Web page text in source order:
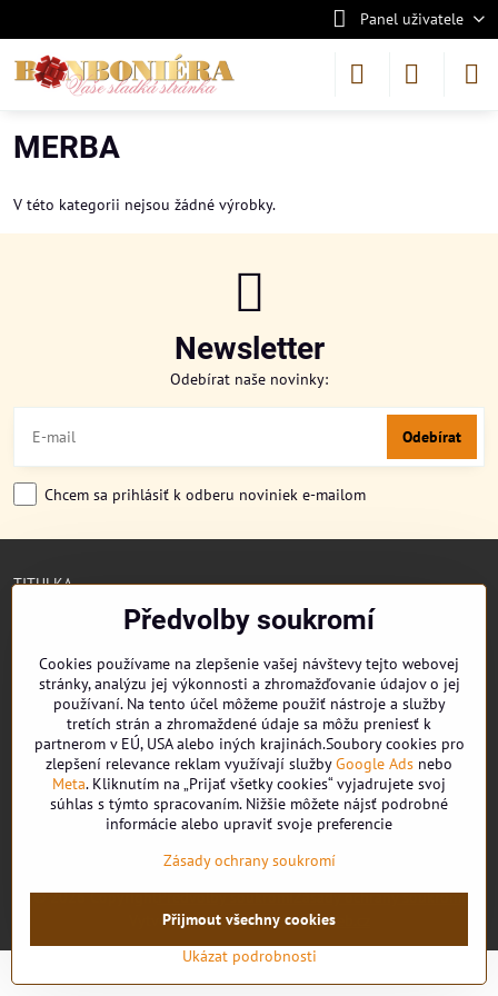
Panel uživatele
MERBA
V této kategorii nejsou žádné výrobky.
Newsletter
Odebírat naše novinky:
Odebírat
Chcem sa prihlásiť k odberu noviniek e-mailom
TITULKA
DORUČENÍ OBJEDNÁVKY
REKLAMAČNÍ ŘÁD
OBCHODNÍ PODMÍNKY
KONTAKT
Facebook
©2026CopyrightPředvolby soukromíZásady ochrany soukromí
Vytvořeno systémem:ByznysWeb.cz
Předvolby soukromí
Cookies používame na zlepšenie vašej návštevy tejto webovej
stránky, analýzu jej výkonnosti a zhromažďovanie údajov o jej
používaní. Na tento účel môžeme použiť nástroje a služby
tretích strán a zhromaždené údaje sa môžu preniesť k
partnerom v EÚ, USA alebo iných krajinách.Soubory cookies pro
zlepšení relevance reklam využívají službyGoogle Ads nebo
Meta. Kliknutím na „Prijať všetky cookies“ vyjadrujete svoj
súhlas s týmto spracovaním. Nižšie môžete nájsť podrobné
informácie alebo upraviť svoje preferencie
Zásady ochrany soukromí
Ukázat podrobnosti
Přijmout všechny cookies